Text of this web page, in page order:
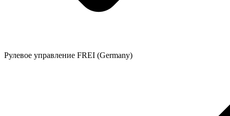
Рулевое управление FREI (Germany)